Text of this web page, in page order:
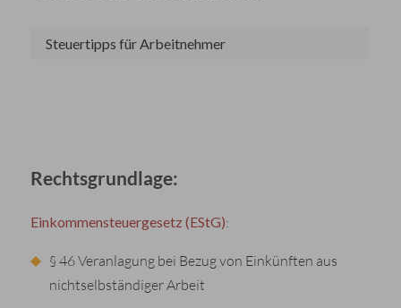
Steuertipps für Arbeitnehmer
Rechtsgrundlage:
Einkommensteuergesetz (EStG):
§ 46 Veranlagung bei Bezug von Einkünften aus
nichtselbständiger Arbeit